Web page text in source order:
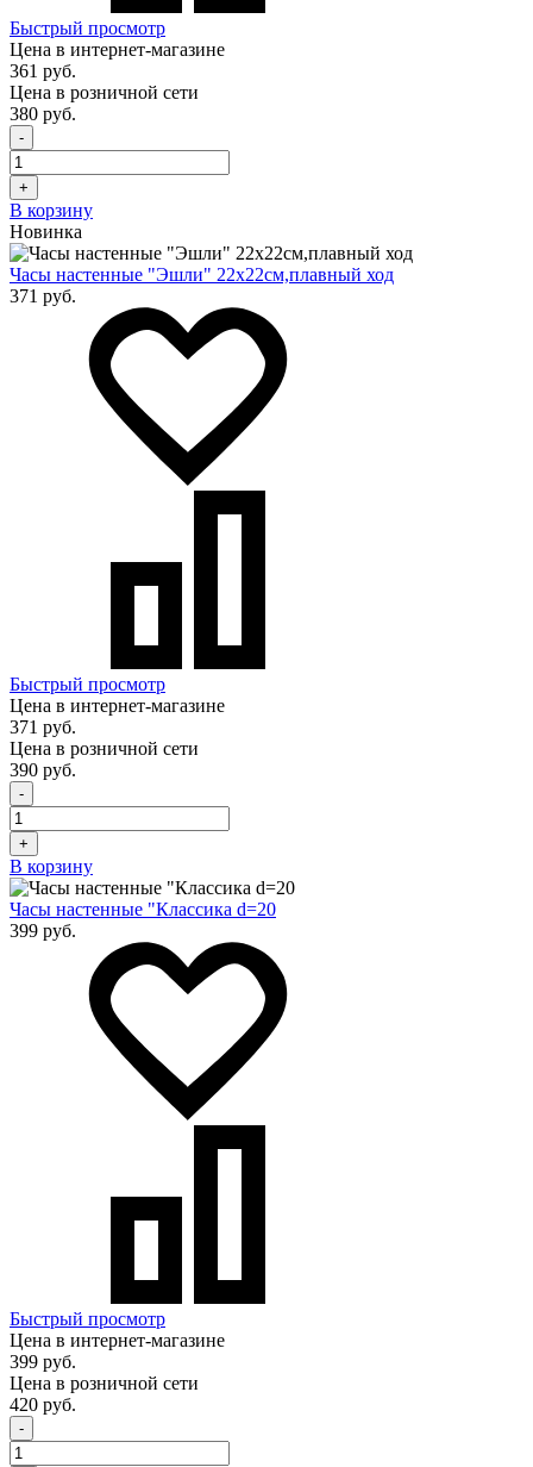
Быстрый просмотр
Цена в интернет-магазине
361 руб.
Цена в розничной сети
380 руб.
-
+
В корзину
Новинка
Часы настенные "Эшли" 22x22см,плавный ход
371 руб.
Быстрый просмотр
Цена в интернет-магазине
371 руб.
Цена в розничной сети
390 руб.
-
+
В корзину
Часы настенные "Классика d=20
399 руб.
Быстрый просмотр
Цена в интернет-магазине
399 руб.
Цена в розничной сети
420 руб.
-